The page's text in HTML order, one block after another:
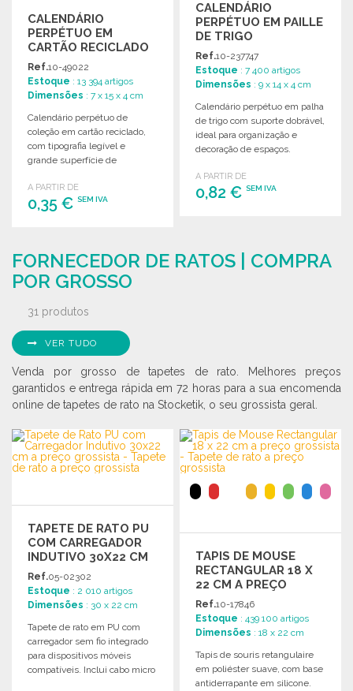
CALENDÁRIO
PERPÉTUO EM
CARTÃO RECICLADO
A PREÇO GROSSISTA
Ref.10-49022
Estoque : 13 394 artigos
Dimensões : 7 x 15 x 4 cm
Calendário perpétuo de
coleção em cartão reciclado,
com tipografia legível e
grande superfície de
duradouro.
A PARTIR DE
0,35 € SEM IVA
Solicitar um orçamento
CALENDÁRIO
PERPÉTUO EM PAILLE
DE TRIGO
Ref.10-237747
Estoque : 7 400 artigos
Dimensões : 9 x 14 x 4 cm
Calendário perpétuo em palha
de trigo com suporte dobrável,
ideal para organização e
decoração de espaços.
A PARTIR DE
0,82 €SEM IVA
Solicitar um orçamento
FORNECEDOR DE RATOS | COMPRA
POR GROSSO
31 produtos
VER TUDO
Venda por grosso de tapetes de rato. Melhores preços
garantidos e entrega rápida em 72 horas para a sua encomenda
online de tapetes de rato na Stocketik, o seu grossista geral.
TAPETE DE RATO PU
COM CARREGADOR
INDUTIVO 30X22 CM
Ref.05-02302
Estoque : 2 010 artigos
Dimensões : 30 x 22 cm
Tapete de rato em PU com
carregador sem fio integrado
para dispositivos móveis
compatíveis. Inclui cabo micro
TAPIS DE MOUSE
RECTANGULAR 18 X
22 CM A PREÇO
GROSSISTA
Ref.10-17846
Estoque : 439 100 artigos
Dimensões : 18 x 22 cm
Tapis de souris retangulaire
em poliéster suave, com base
antiderrapante em silicone.